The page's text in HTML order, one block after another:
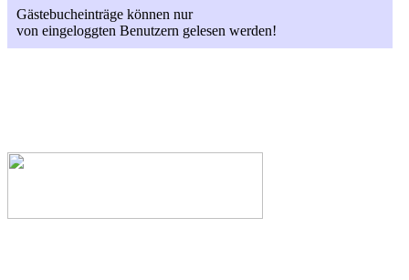
Gästebucheinträge können nur
von eingeloggten Benutzern gelesen werden!